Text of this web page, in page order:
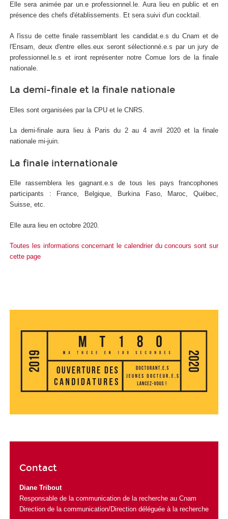
Elle sera animée par un.e professionnel.le. Aura lieu en public et en
présence des chefs d'établissements. Et sera suivi d'un cocktail.
A l'issu de cette finale rassemblant les candidat.e.s du Cnam et de
l'Ensam, deux d'entre elles.eux seront sélectionné.e.s par un jury de
professionnel.le.s et iront représenter notre Comue lors de la finale
nationale.
La demi-finale et la finale nationale
Elles sont organisées par la CPU et le CNRS.
La demi-finale aura lieu à Paris du 2 au 4 avril 2020 et la finale
nationale mi-juin.
La finale internationale
Elle rassemblera les gagnant.e.s de tous les pays francophones
participants : France, Belgique, Burkina Faso, Maroc, Québec,
Suisse, etc.
Elle aura lieu en octobre 2020.
Toutes les informations concernant le calendrier du concours sont sur
cette page
Contact
Diane Tribout
Responsable de la communication de la recherche au Cnam
Direction de la communication/Direction déléguée à la recherche